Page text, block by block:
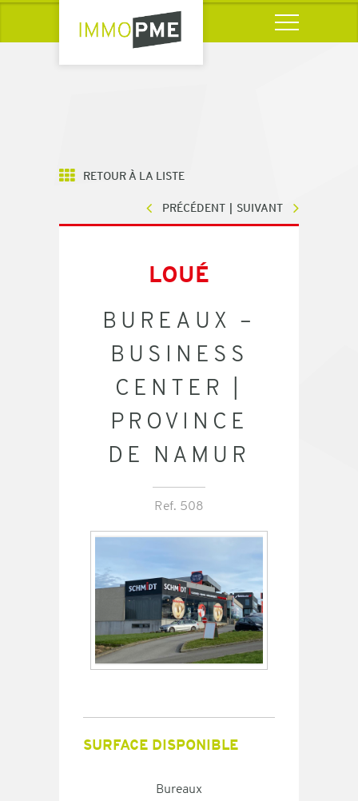
RETOUR À LA LISTE
PRÉCÉDENT SUIVANT
LOUÉ
BUREAUX –
BUSINESS
CENTER |
PROVINCE
DE NAMUR
Ref. 508
SURFACE DISPONIBLE
Bureaux